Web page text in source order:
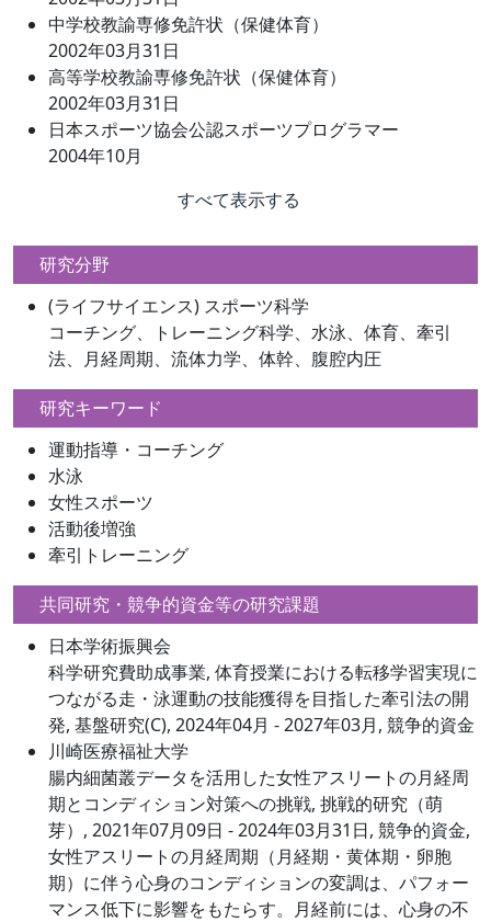
中学校教諭専修免許状（保健体育）
2002年03月31日
高等学校教諭専修免許状（保健体育）
2002年03月31日
日本スポーツ協会公認スポーツプログラマー
2004年10月
すべて表示する
研究分野
(ライフサイエンス) スポーツ科学
コーチング、トレーニング科学、水泳、体育、牽引
法、月経周期、流体力学、体幹、腹腔内圧
研究キーワード
運動指導・コーチング
水泳
女性スポーツ
活動後増強
牽引トレーニング
共同研究・競争的資金等の研究課題
日本学術振興会
科学研究費助成事業, 体育授業における転移学習実現に
つながる走・泳運動の技能獲得を目指した牽引法の開
発, 基盤研究(C), 2024年04月 - 2027年03月, 競争的資金
川崎医療福祉大学
腸内細菌叢データを活用した女性アスリートの月経周
期とコンディション対策への挑戦, 挑戦的研究（萌
芽）, 2021年07月09日 - 2024年03月31日, 競争的資金,
女性アスリートの月経周期（月経期・黄体期・卵胞
期）に伴う心身のコンディションの変調は、パフォー
マンス低下に影響をもたらす。月経前には、心身の不